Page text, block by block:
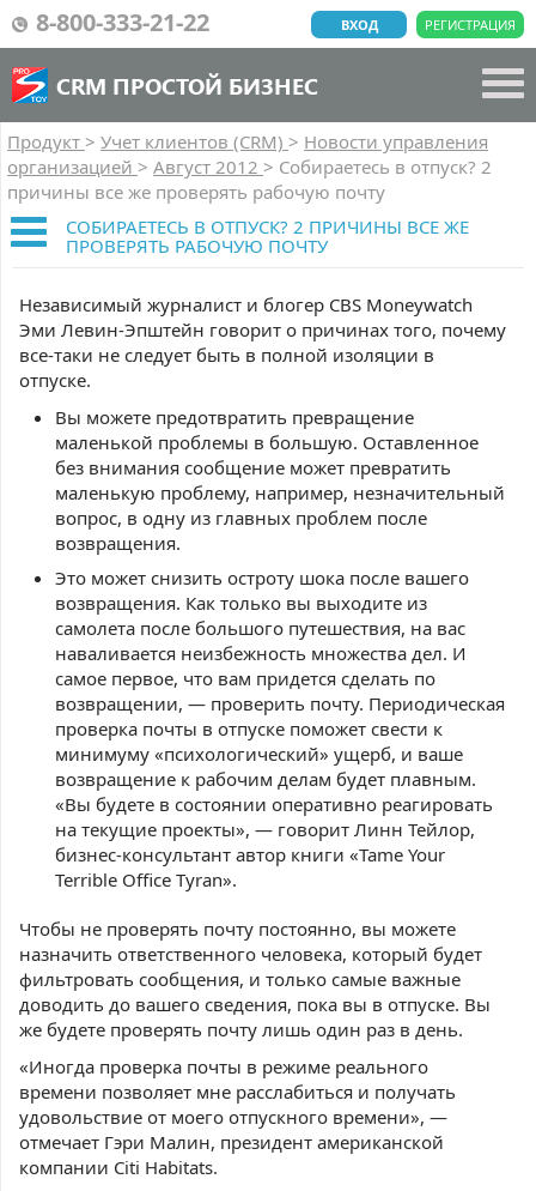
8-800-333-21-22 РЕГИСТРАЦИЯ
ВХОД
CRM ПРОСТОЙ БИЗНЕС
Продукт > Учет клиентов (CRM) > Новости управления
организацией > Август 2012 > Собираетесь в отпуск? 2
причины все же проверять рабочую почту
СОБИРАЕТЕСЬ В ОТПУСК? 2 ПРИЧИНЫ ВСЕ ЖЕ
ПРОВЕРЯТЬ РАБОЧУЮ ПОЧТУ
Независимый журналист и блогер CBS Moneywatch
Эми Левин-Эпштейн говорит о причинах того, почему
все-таки не следует быть в полной изоляции в
отпуске.
Вы можете предотвратить превращение
маленькой проблемы в большую. Оставленное
без внимания сообщение может превратить
маленькую проблему, например, незначительный
вопрос, в одну из главных проблем после
возвращения.
Это может снизить остроту шока после вашего
возвращения. Как только вы выходите из
самолета после большого путешествия, на вас
наваливается неизбежность множества дел. И
самое первое, что вам придется сделать по
возвращении, — проверить почту. Периодическая
проверка почты в отпуске поможет свести к
минимуму «психологический» ущерб, и ваше
возвращение к рабочим делам будет плавным.
«Вы будете в состоянии оперативно реагировать
на текущие проекты», — говорит Линн Тейлор,
бизнес-консультант автор книги «Tame Your
Terrible Office Tyran».
Чтобы не проверять почту постоянно, вы можете
назначить ответственного человека, который будет
фильтровать сообщения, и только самые важные
доводить до вашего сведения, пока вы в отпуске. Вы
же будете проверять почту лишь один раз в день.
«Иногда проверка почты в режиме реального
времени позволяет мне расслабиться и получать
удовольствие от моего отпускного времени», —
отмечает Гэри Малин, президент американской
компании Citi Habitats.